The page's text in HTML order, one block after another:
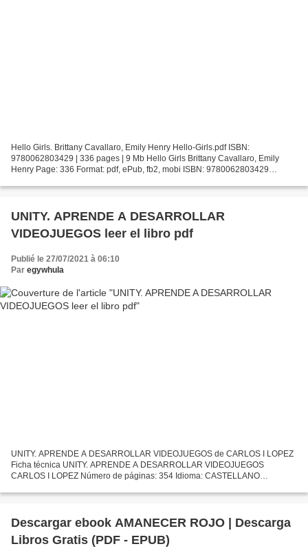
Hello Girls. Brittany Cavallaro, Emily Henry Hello-Girls.pdf ISBN:
9780062803429 | 336 pages | 9 Mb Hello Girls Brittany Cavallaro, Emily
Henry Page: 336 Format: pdf, ePub, fb2, mobi ISBN: 9780062803429
UNITY. APRENDE A DESARROLLAR
VIDEOJUEGOS leer el libro pdf
Publié le 27/07/2021 à 06:10
Par egywhula
UNITY. APRENDE A DESARROLLAR VIDEOJUEGOS de CARLOS I LOPEZ
Ficha técnica UNITY. APRENDE A DESARROLLAR VIDEOJUEGOS
CARLOS I LOPEZ Número de páginas: 354 Idioma: CASTELLANO
LIBROS (SC LIBRO)...
Descargar ebook AMANECER ROJO | Descarga
Libros Gratis (PDF - EPUB)